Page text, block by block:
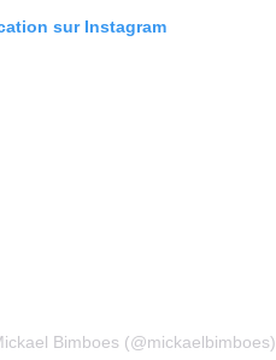
sur Instagram
Bimboes (@mickaelbimboes)